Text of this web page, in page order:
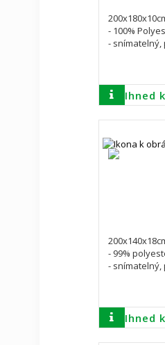
- 100%
- snímatelný,
Ihned
- 99%
- snímatelný,
Ihned